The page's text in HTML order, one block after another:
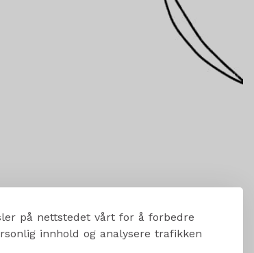
på nettstedet vårt for å forbedre
innhold og analysere trafikken